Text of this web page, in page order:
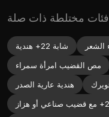
فئات مختلطة ذات صلة
شابة 22+ هندية
مص القضيب امرأة سمراء
هندية عارية الصدر